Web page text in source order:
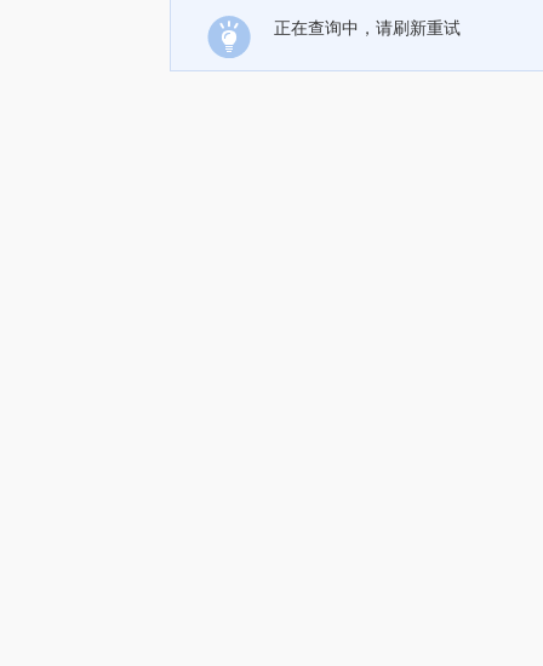
正在查询中，请刷新重试